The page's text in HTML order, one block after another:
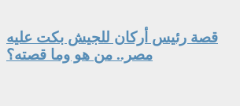
قصة رئيس أركان للجيش بكت عليه
مصر.. من هو وما قصته؟